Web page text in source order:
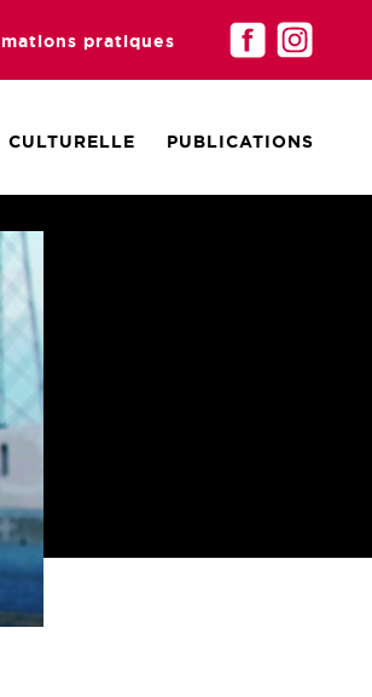
pratiques
CULTURELLE PUBLICATIONS